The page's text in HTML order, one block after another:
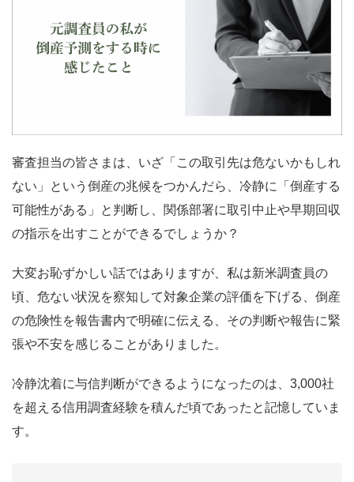
審査担当の皆さまは、いざ「この取引先は危ないかもしれ
ない」という倒産の兆候をつかんだら、冷静に「倒産する
可能性がある」と判断し、関係部署に取引中止や早期回収
の指示を出すことができるでしょうか？
大変お恥ずかしい話ではありますが、私は新米調査員の
頃、危ない状況を察知して対象企業の評価を下げる、倒産
の危険性を報告書内で明確に伝える、その判断や報告に緊
張や不安を感じることがありました。
冷静沈着に与信判断ができるようになったのは、3,000社
を超える信用調査経験を積んだ頃であったと記憶していま
す。